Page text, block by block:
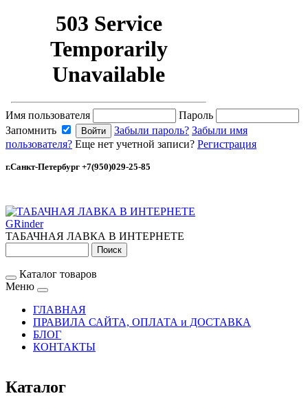
Имя пользователя
Пароль
Запомнить
Забыли пароль? Забыли имя
пользователя? Еще нет учетной записи? Регистрация
г.Санкт-Петербург +7(950)029-25-85
GRinder
ТАБАЧНАЯ ЛАВКА В ИНТЕРНЕТЕ
Каталог товаров
Меню
ГЛАВНАЯ
ПРАВИЛА САЙТА, ОПЛАТА и ДОСТАВКА
БЛОГ
КОНТАКТЫ
Каталог